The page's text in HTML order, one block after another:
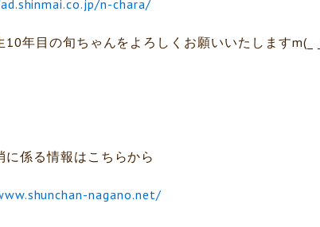
n-chara/
10年目の旬ちゃんをよろしくお願いいたしますm(_
に係る情報はこちらから
nagano.net/